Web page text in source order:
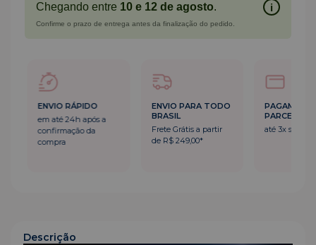
Chegando entre 10 e 12 de agosto. i
Confirme o prazo de entrega antes da finalização do pedido.
ENVIO RÁPIDO
em até 24h após a
confirmação da
compra
ENVIO PARA TODO
BRASIL
Frete Grátis a partir
de R$ 249,00*
PARCELADO
até 3x sem
Descrição